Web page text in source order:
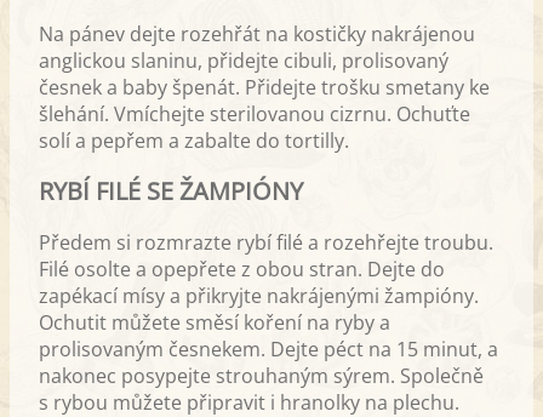
Na pánev dejte rozehřát na kostičky nakrájenou
anglickou slaninu, přidejte cibuli, prolisovaný
česnek a baby špenát. Přidejte trošku smetany ke
šlehání. Vmíchejte sterilovanou cizrnu. Ochuťte
solí a pepřem a zabalte do tortilly.
RYBÍ FILÉ SE ŽAMPIÓNY
Předem si rozmrazte rybí filé a rozehřejte troubu.
Filé osolte a opepřete z obou stran. Dejte do
zapékací mísy a přikryjte nakrájenými žampióny.
Ochutit můžete směsí koření na ryby a
prolisovaným česnekem. Dejte péct na 15 minut, a
nakonec posypejte strouhaným sýrem. Společně
s rybou můžete připravit i hranolky na plechu.